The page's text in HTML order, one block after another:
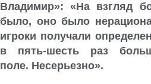
Владимир»: «На взгляд
было, оно было
игроки получали
в пять-шесть раз
поле. Несерьезно».